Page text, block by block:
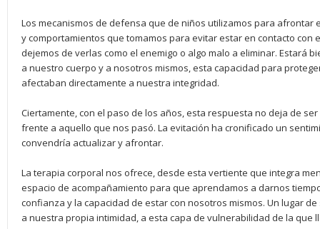
Los mecanismos de defensa que de niños utilizamos para afrontar
y comportamientos que tomamos para evitar estar en contacto con
dejemos de verlas como el enemigo o algo malo a eliminar. Estará
a nuestro cuerpo y a nosotros mismos, esta capacidad para
afectaban directamente a nuestra integridad.
Ciertamente, con el paso de los años, esta respuesta no deja de
frente a aquello que nos pasó. La evitación ha cronificado un
convendría actualizar y afrontar.
La terapia corporal nos ofrece, desde esta vertiente que integra
espacio de acompañamiento para que aprendamos a darnos
confianza y la capacidad de estar con nosotros mismos. Un lugar
a nuestra propia intimidad, a esta capa de vulnerabilidad de la que